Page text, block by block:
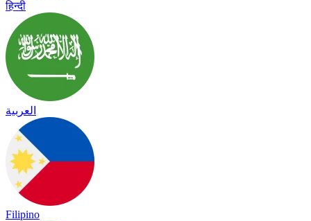
हिन्दी
العربية
Filipino